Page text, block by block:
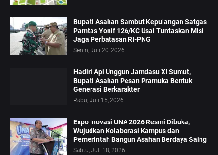
Bupati Asahan Sambut Kepulangan Satgas
Pamtas Yonif 126/KC Usai Tuntaskan Misi
Jaga Perbatasan RI-PNG
Senin, Juli 20, 2026
Hadiri Api Unggun Jamdasu XI Sumut,
Bupati Asahan Pesan Pramuka Bentuk
Generasi Berkarakter
Rabu, Juli 15, 2026
Expo Inovasi UNA 2026 Resmi Dibuka,
Wujudkan Kolaborasi Kampus dan
Pemerintah Bangun Asahan Berdaya Saing
Sabtu, Juli 18, 2026